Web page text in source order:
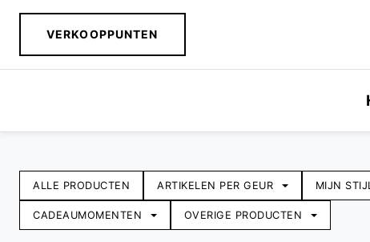
VERKOOPPUNTEN
Assortiment
ALLE PRODUCTEN ARTIKELEN PER GEUR MIJN
CADEAUMOMENTEN OVERIGE PRODUCTEN